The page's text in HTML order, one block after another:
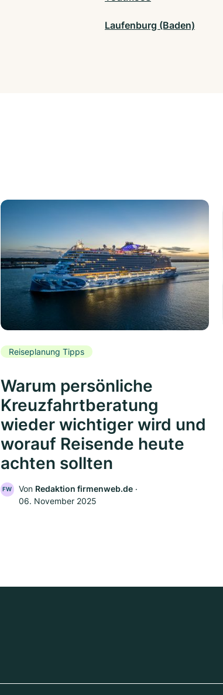
Laufenburg (Baden)
Reiseplanung Tipps
Warum persönliche
Kreuzfahrtberatung
wieder wichtiger wird und
worauf Reisende heute
achten sollten
FW Von Redaktion firmenweb.de‧
06. November 2025